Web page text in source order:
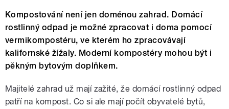
Kompostování není jen doménou zahrad. Domácí
rostlinný odpad je možné zpracovat i doma pomocí
vermikompostéru, ve kterém ho zpracovávají
kalifornské žížaly. Moderní kompostéry mohou být i
pěkným bytovým doplňkem.
Majitelé zahrad už mají zažité, že domácí rostlinný odpad
patří na kompost. Co si ale mají počít obyvatelé bytů,